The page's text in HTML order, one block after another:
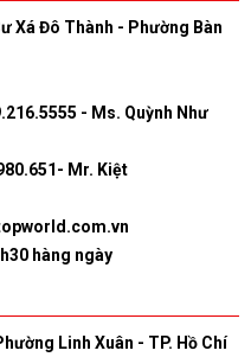
Xá Đô Thành - Phường Bàn
- Ms. Quỳnh Như
Mr. Kiệt
hàng ngày
Linh Xuân - TP. Hồ Chí